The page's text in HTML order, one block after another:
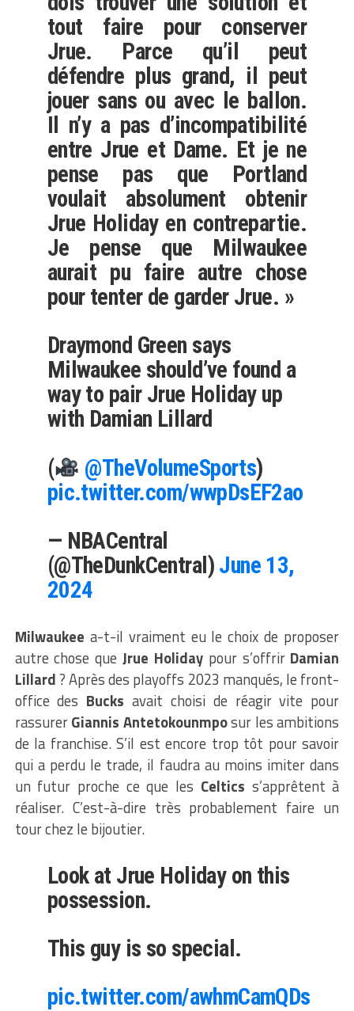
tout faire pour conserver
Jrue. Parce qu’il peut
défendre plus grand, il peut
jouer sans ou avec le ballon.
Il n’y a pas d’incompatibilité
entre Jrue et Dame. Et je ne
pense pas que Portland
voulait absolument obtenir
Jrue Holiday en contrepartie.
Je pense que Milwaukee
aurait pu faire autre chose
pour tenter de garder Jrue. »
Draymond Green says
Milwaukee should’ve found a
way to pair Jrue Holiday up
with Damian Lillard
(
@TheVolumeSports)
pic.twitter.com/wwpDsEF2ao
— NBACentral
(@TheDunkCentral) June 13,
2024
Milwaukee a-t-il vraiment eu le choix de proposer
autre chose queJrue Holidaypour s’offrir Damian
Lillard? Après des playoffs 2023 manqués, le front-
office des Bucks avait choisi de réagir vite pour
rassurerGiannis Antetokounmposur les ambitions
de la franchise. S’il est encore trop tôt pour savoir
qui a perdu le trade, il faudra au moins imiter dans
un futur proche ce que les Celtics s’apprêtent à
réaliser. C’est-à-dire très probablement faire un
tour chez le bijoutier.
Look at Jrue Holiday on this
possession.
This guy is so special.
pic.twitter.com/awhmCamQDs